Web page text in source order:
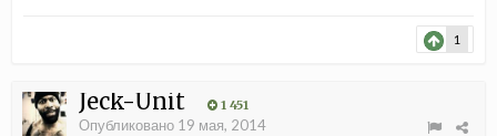
1
Jeck-Unit 1 451
Опубликовано 19 мая, 2014